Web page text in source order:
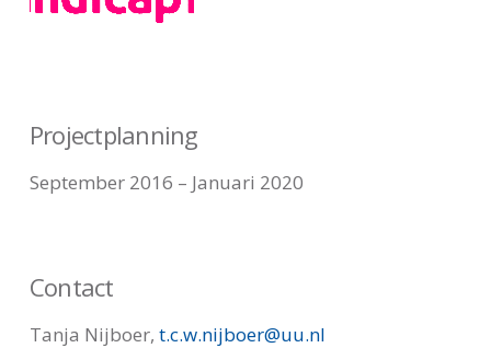
Projectplanning
September 2016 – Januari 2020
Contact
Tanja Nijboer, t.c.w.nijboer@uu.nl